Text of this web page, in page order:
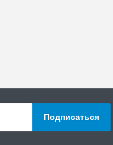
Подписаться